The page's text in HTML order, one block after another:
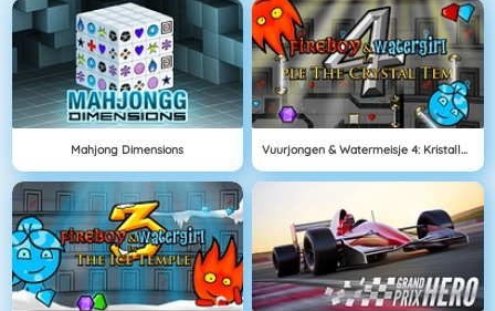
Mahjong Dimensions Vuurjongen & Watermeisje 4: Kristallen Tempel